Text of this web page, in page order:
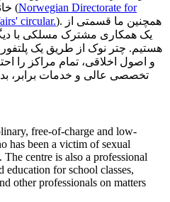
خانواده و جوانان مدیریت می شود (Norwegian Directorate for
circular.). همچنین ما قسمتی از
یک همکاری مشترک مسلکی با
هستیم. چتر نوک از طریق یک
و اصول اخلاقی، تمام مراکز را
تخصصی عالی و خدمات برابر،
free-of-charge and low-
has been a victim of sexual
centre is also a professional
education for school classes,
other professionals on matters